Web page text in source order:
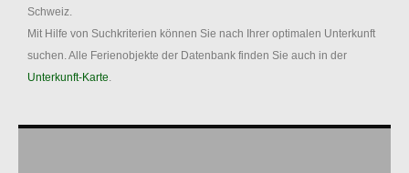
Schweiz.
Mit Hilfe von Suchkriterien können Sie nach Ihrer optimalen Unterkunft
suchen. Alle Ferienobjekte der Datenbank finden Sie auch in der
Unterkunft-Karte.